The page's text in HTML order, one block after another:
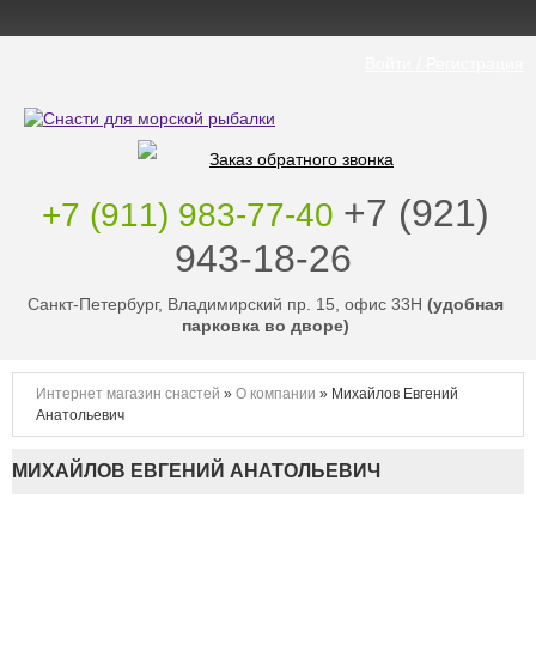
Заказ обратного звонка
+7 (911) 983-77-40 ‭+7 (921)
943-18-26
Санкт-Петербург, Владимирский пр. 15, офис 33Н (удобная
парковка во дворе)
Интернет магазин снастей » О компании » Михайлов Евгений
Анатольевич
МИХАЙЛОВ ЕВГЕНИЙ АНАТОЛЬЕВИЧ